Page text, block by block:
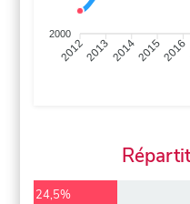
2000
20122013201420152016
24,5%